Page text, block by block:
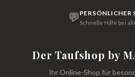
💬 PERSÖNLICHER
Schnelle Hilfe bei
Der Taufshop by
Ihr Online-Shop für